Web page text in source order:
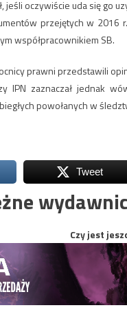
oczywiście uda się go
przejętych w
współpracownikiem SB.
prawni przedstawili
IPN zaznaczał jednak
powołanych w
Tweet
Czy jest